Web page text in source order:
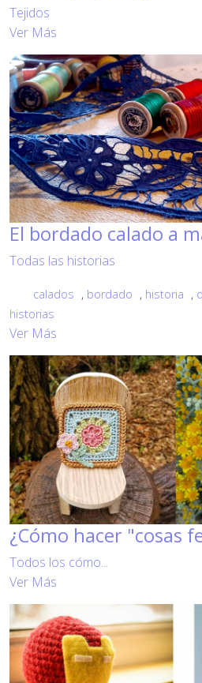
Tejidos
Ver Más
El bordado calado a
Todas las historias
calados , bordado , historia ,
historias
Ver Más
¿Cómo hacer "cosas
Todos los cómo...
Ver Más